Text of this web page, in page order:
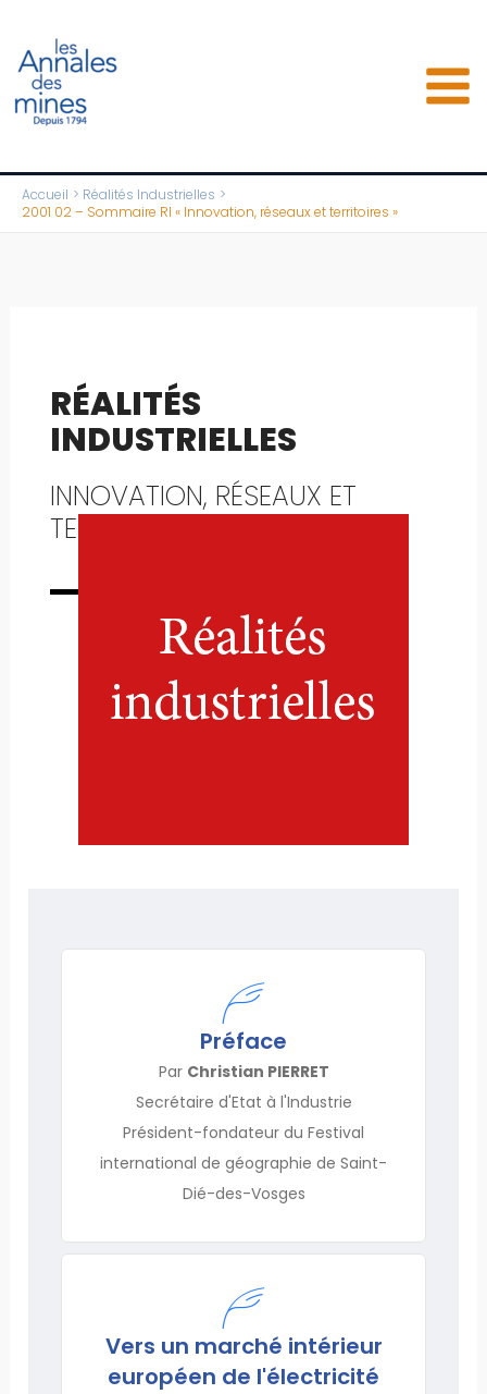
contenu
Accueil
Réalités Industrielles
2001 02 – Sommaire RI « Innovation, réseaux et territoires »
RÉALITÉS
INDUSTRIELLES
INNOVATION, RÉSEAUX ET
TERRITOIRES
Préface
Par Christian PIERRET
Secrétaire d'Etat à l'Industrie
Président-fondateur du Festival
international de géographie de Saint-
Dié-des-Vosges
Vers un marché intérieur
européen de l'électricité